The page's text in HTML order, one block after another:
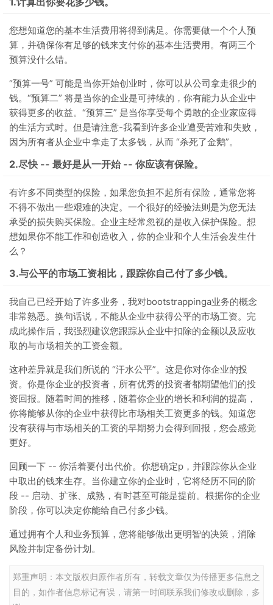
您想知道您的基本生活费用将得到满足。你需要做一个个人预
算，并确保你有足够的钱来支付你的基本生活费用。有两三个
预算没什么错。
“预算一号” 可能是当你开始创业时，你可以从公司拿走很少的
钱。“预算二” 将是当你的企业是可持续的，你有能力从企业中
获得更多的收益。“预算三” 是当你享受每个勇敢的企业家应得
的生活方式时。但是请注意-我看到许多企业遭受苦难和失败，
因为所有者从企业中拿走了太多钱，从而 “杀死了金鹅”。
2.尽快 -- 最好是从一开始 -- 你应该有保险。
有许多不同类型的保险，如果您负担不起所有保险，通常您将
不得不做出一些艰难的决定。一个很好的经验法则是为您无法
承受的损失购买保险。企业主经常忽视的是收入保护保险。想
想如果你不能工作和创造收入，你的企业和个人生活会发生什
么？
3.与公平的市场工资相比，跟踪你自己付了多少钱。
我自己已经开始了许多业务，我对bootstrappinga业务的概念
非常熟悉。换句话说，不能从企业中获得公平的市场工资。完
成此操作后，我强烈建议您跟踪从企业中扣除的金额以及应收
取的与市场相关的工资金额。
这种差异就是我们所说的 “汗水公平”。这是你对你企业的投
资。你是你企业的投资者，所有优秀的投资者都期望他们的投
资回报。随着时间的推移，随着你企业的增长和利润的提高，
你将能够从你的企业中获得比市场相关工资更多的钱。知道您
没有获得与市场相关的工资的早期努力会得到回报，您会感觉
更好。
回顾一下 -- 你活着要付出代价。你想确定p，并跟踪你从企业
中取出的钱来生存。当你建立你的企业时，它将经历不同的阶
段 -- 启动、扩张、成熟，有时甚至可能是提前。根据你的企业
阶段，你可以决定你能给自己付多少钱。
通过拥有个人和业务预算，您将能够做出更明智的决策，消除
风险并制定备份计划。
郑重声明：本文版权归原作者所有，转载文章仅为传播更多信息之
目的，如作者信息标记有误，请第一时间联系我们修改或删除，多